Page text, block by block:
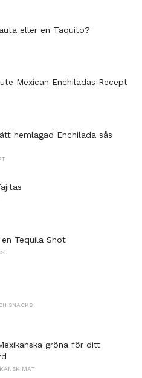
eller en Taquito?
Mexican Enchiladas Recept
hemlagad Enchilada sås
Tequila Shot
SNACKS
gröna för ditt
MAT